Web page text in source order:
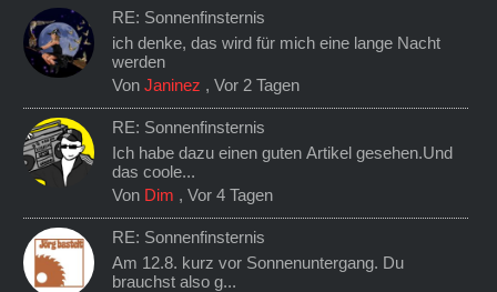
RE: Sonnenfinsternis
ich denke, das wird für mich eine lange Nacht
werden
VonJaninez ,Vor 2 Tagen
RE: Sonnenfinsternis
Ich habe dazu einen guten Artikel gesehen.Und
das coole...
Von Dim ,Vor 4 Tagen
RE: Sonnenfinsternis
Am 12.8. kurz vor Sonnenuntergang. Du
brauchst also g...